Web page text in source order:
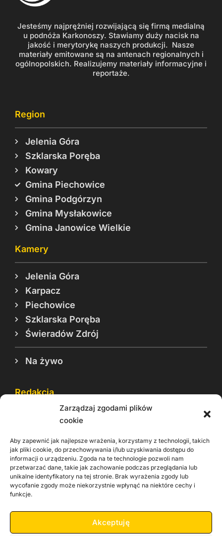
Zarządzaj zgodami plików
cookie
Aby zapewnić jak najlepsze wrażenia, korzystamy z technologii, takich
jak pliki cookie, do przechowywania i/lub uzyskiwania dostępu do
informacji o urządzeniu. Zgoda na te technologie pozwoli nam
przetwarzać dane, takie jak zachowanie podczas przeglądania lub
unikalne identyfikatory na tej stronie. Brak wyrażenia zgody lub
wycofanie zgody może niekorzystnie wpłynąć na niektóre cechy i
funkcje.
Akceptuję
Jesteśmy najprężniej rozwijającą się firmą medialną
u podnóża Karkonoszy. Stawiamy duży nacisk na
jakość i merytorykę naszych produkcji. Nasze
materiały emitowane są na antenach regionalnych i
ogólnopolskich. Realizujemy materiały informacyjne i
reportaże.
Region
Jelenia Góra
Szklarska Poręba
Kowary
Gmina Piechowice
Gmina Podgórzyn
Gmina Mysłakowice
Gmina Janowice Wielkie
Kamery
Jelenia Góra
Karpacz
Piechowice
Szklarska Poręba
Świeradów Zdrój
Na żywo
Redakcja
Reklama
Rodo
Kontakt
Informacje dla